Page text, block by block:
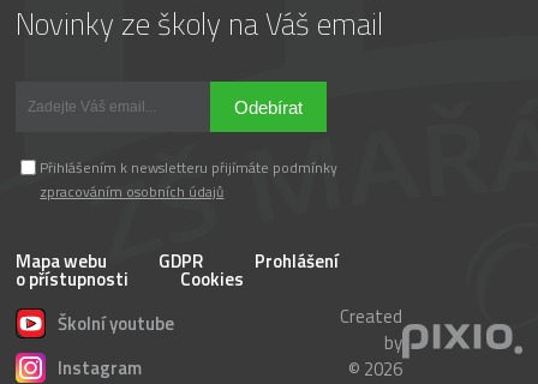
Novinky ze školy na Váš email
Odebírat
Přihlášením k newsletteru přijímáte podmínky
zpracováním osobních údajů
Mapa webu GDPR Prohlášení
o přístupnosti
Cookies
Školní youtube
Instagram
Created
by
© 2026